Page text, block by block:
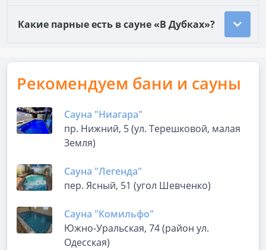
Какие парные есть в сауне «В Дубках»?
Рекомендуем бани и сауны
Сауна "Ниагара"
пр. Нижний, 5 (ул. Терешковой, малая
Земля)
Сауна "Легенда"
пер. Ясный, 51 (угол Шевченко)
Сауна "Комильфо"
Южно-Уральская, 74 (район ул.
Одесская)